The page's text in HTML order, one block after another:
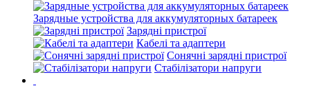
Зарядные устройства для аккумуляторных батареек
Зарядні пристрої
Кабелі та адаптери
Сонячні зарядні пристрої
Стабілізатори напруги